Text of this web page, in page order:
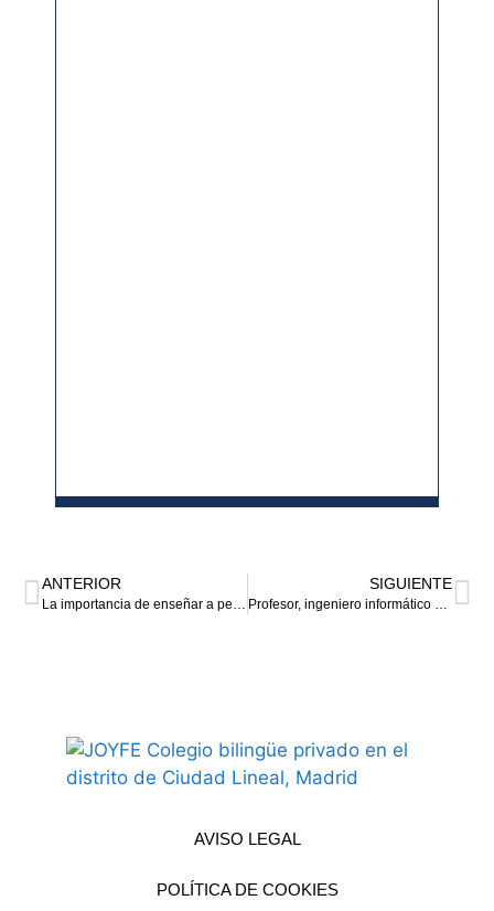
ANTERIOR
La importancia de enseñar a pensar
SIGUIENTE
Profesor, ingeniero informático y escritor
AVISO LEGAL
POLÍTICA DE COOKIES